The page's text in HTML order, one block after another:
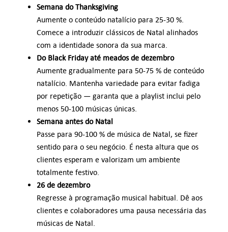
Semana do Thanksgiving
Aumente o conteúdo natalício para 25-30 %.
Comece a introduzir clássicos de Natal alinhados
com a identidade sonora da sua marca.
Do Black Friday até meados de dezembro
Aumente gradualmente para 50-75 % de conteúdo
natalício. Mantenha variedade para evitar fadiga
por repetição — garanta que a playlist inclui pelo
menos 50-100 músicas únicas.
Semana antes do Natal
Passe para 90-100 % de música de Natal, se fizer
sentido para o seu negócio. É nesta altura que os
clientes esperam e valorizam um ambiente
totalmente festivo.
26 de dezembro
Regresse à programação musical habitual. Dê aos
clientes e colaboradores uma pausa necessária das
músicas de Natal.